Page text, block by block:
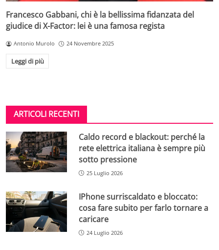
Francesco Gabbani, chi è la bellissima fidanzata del
giudice di X-Factor: lei è una famosa regista
Antonio Murolo 24 Novembre 2025
Leggi di più
ARTICOLI RECENTI
Caldo record e blackout: perché la
rete elettrica italiana è sempre più
sotto pressione
25 Luglio 2026
IPhone surriscaldato e bloccato:
cosa fare subito per farlo tornare a
caricare
24 Luglio 2026